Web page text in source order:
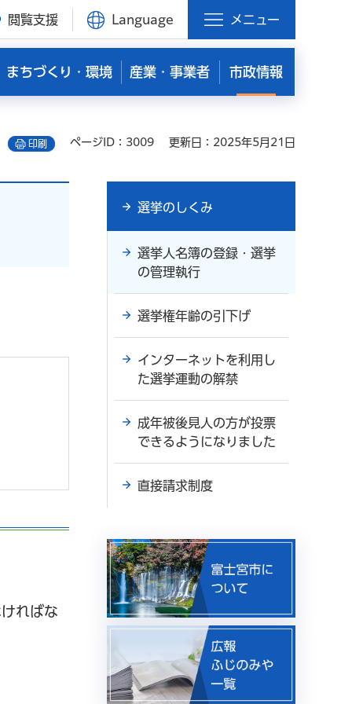
閲覧支援 Language メニュー
まちづくり・環境 産業・事業者 市政情報
印刷 ページID：3009 更新日：2025年5月21日
ればな
選挙のしくみ
選挙人名簿の登録・選挙
の管理執行
選挙権年齢の引下げ
インターネットを利用し
た選挙運動の解禁
成年被後見人の方が投票
できるようになりました
直接請求制度